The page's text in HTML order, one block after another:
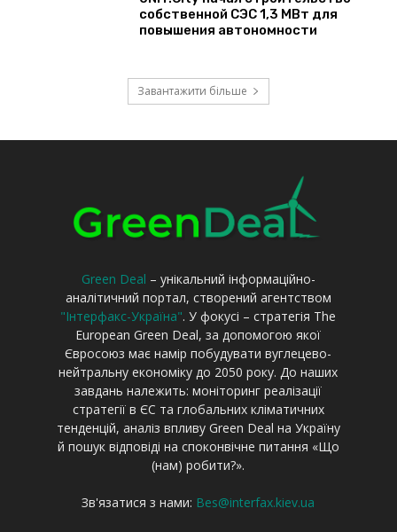
Green Deal – унікальний інформаційно-
аналітичний портал, створений агентством
"Інтерфакс-Україна". У фокусі – стратегія The
European Green Deal, за допомогою якої
Євросоюз має намір побудувати вуглецево-
нейтральну економіку до 2050 року. До наших
завдань належить: моніторинг реалізації
стратегії в ЄС та глобальних кліматичних
тенденцій, аналіз впливу Green Deal на Україну
й пошук відповіді на споконвічне питання «Що
(нам) робити?».
Зв'язатися з нами: Bes@interfax.kiev.ua